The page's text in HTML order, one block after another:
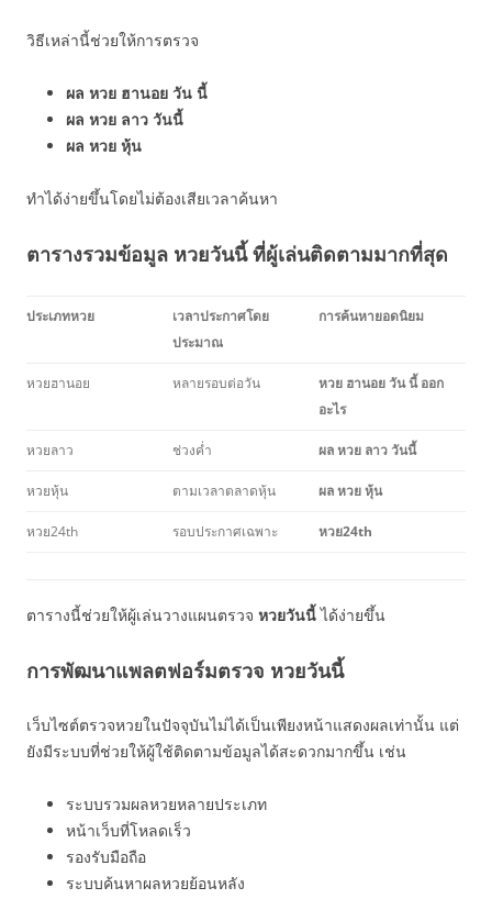
วิธีเหล่านี้ช่วยให้การตรวจ
ผล หวย ฮานอย วัน นี้
ผล หวย ลาว วันนี้
ผล หวย หุ้น
ทำได้ง่ายขึ้นโดยไม่ต้องเสียเวลาค้นหา
ตารางรวมข้อมูล หวยวันนี้ ที่ผู้เล่นติดตามมากที่สุด
ประเภทหวย
เวลาประกาศโดย
ประมาณ
การค้นหายอดนิยม
หวยฮานอย หลายรอบต่อวัน
หวย ฮานอย วัน นี้ ออก
อะไร
หวยลาว ช่วงค่ำ ผล หวย ลาว วันนี้
หวยหุ้น ตามเวลาตลาดหุ้น ผล หวย หุ้น
หวย24th รอบประกาศเฉพาะ หวย24th
ตารางนี้ช่วยให้ผู้เล่นวางแผนตรวจ หวยวันนี้ได้ง่ายขึ้น
การพัฒนาแพลตฟอร์มตรวจ หวยวันนี้
เว็บไซต์ตรวจหวยในปัจจุบันไม่ได้เป็นเพียงหน้าแสดงผลเท่านั้น แต่
ยังมีระบบที่ช่วยให้ผู้ใช้ติดตามข้อมูลได้สะดวกมากขึ้น เช่น
ระบบรวมผลหวยหลายประเภท
หน้าเว็บที่โหลดเร็ว
รองรับมือถือ
ระบบค้นหาผลหวยย้อนหลัง